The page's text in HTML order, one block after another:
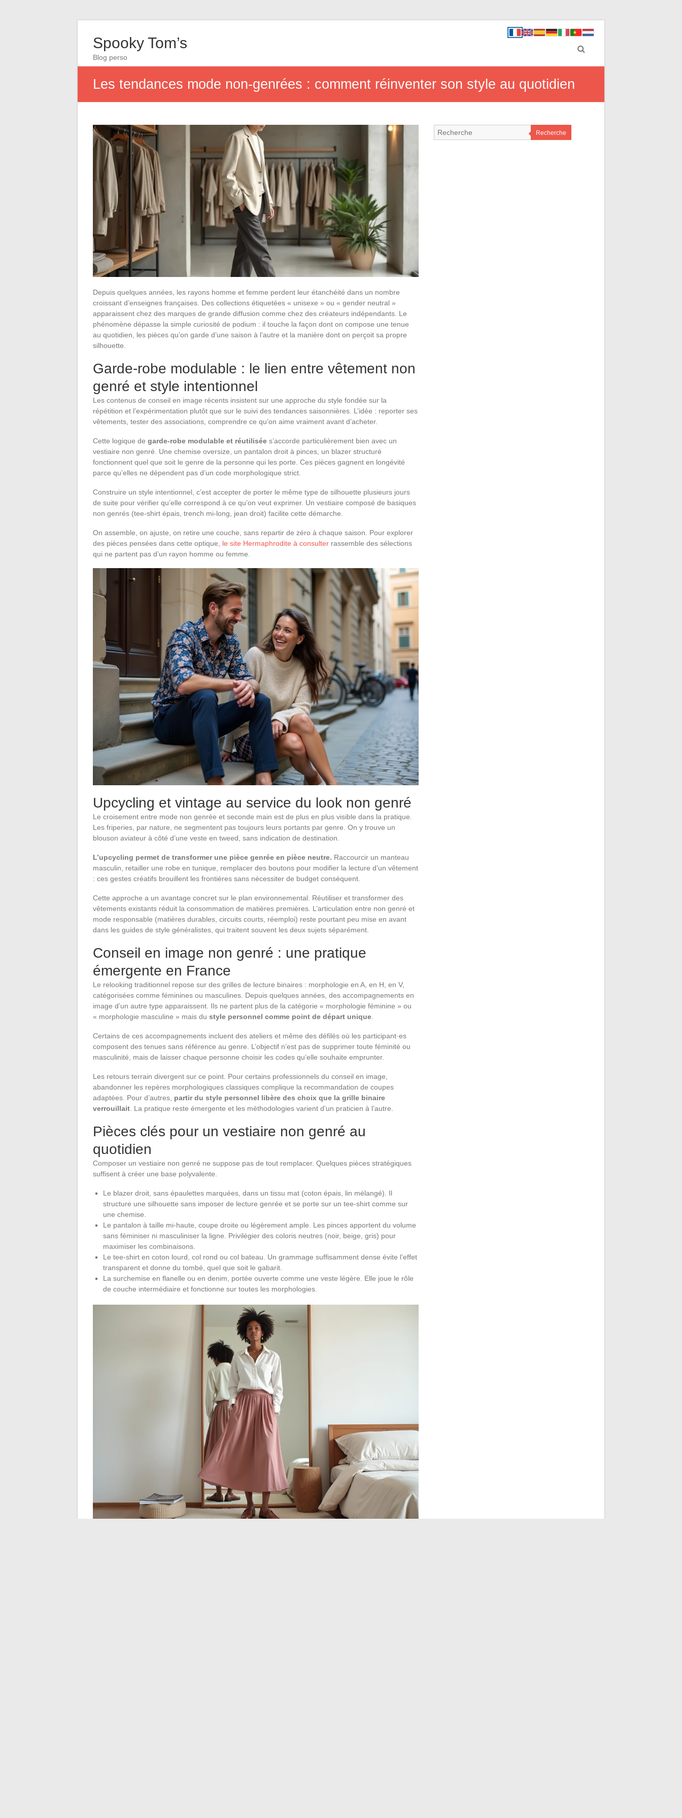
Spooky Tom’s
Blog perso
Les tendances mode non-genrées : comment réinventer son style au quotidien
Depuis quelques années, les rayons homme et femme perdent leur étanchéité dans un nombre
croissant d’enseignes françaises. Des collections étiquetées « unisexe » ou « gender neutral »
apparaissent chez des marques de grande diffusion comme chez des créateurs indépendants. Le
phénomène dépasse la simple curiosité de podium : il touche la façon dont on compose une tenue
au quotidien, les pièces qu’on garde d’une saison à l’autre et la manière dont on perçoit sa propre
silhouette.
Garde-robe modulable : le lien entre vêtement non
genré et style intentionnel
Les contenus de conseil en image récents insistent sur une approche du style fondée sur la
répétition et l’expérimentation plutôt que sur le suivi des tendances saisonnières. L’idée : reporter ses
vêtements, tester des associations, comprendre ce qu’on aime vraiment avant d’acheter.
Cette logique de garde-robe modulable et réutilisée s’accorde particulièrement bien avec un
vestiaire non genré. Une chemise oversize, un pantalon droit à pinces, un blazer structuré
fonctionnent quel que soit le genre de la personne qui les porte. Ces pièces gagnent en longévité
parce qu’elles ne dépendent pas d’un code morphologique strict.
Construire un style intentionnel, c’est accepter de porter le même type de silhouette plusieurs jours
de suite pour vérifier qu’elle correspond à ce qu’on veut exprimer. Un vestiaire composé de basiques
non genrés (tee-shirt épais, trench mi-long, jean droit) facilite cette démarche.
On assemble, on ajuste, on retire une couche, sans repartir de zéro à chaque saison. Pour explorer
des pièces pensées dans cette optique, le site Hermaphrodite à consulter rassemble des sélections
qui ne partent pas d’un rayon homme ou femme.
Upcycling et vintage au service du look non genré
Le croisement entre mode non genrée et seconde main est de plus en plus visible dans la pratique.
Les friperies, par nature, ne segmentent pas toujours leurs portants par genre. On y trouve un
blouson aviateur à côté d’une veste en tweed, sans indication de destination.
L’upcycling permet de transformer une pièce genrée en pièce neutre. Raccourcir un manteau
masculin, retailler une robe en tunique, remplacer des boutons pour modifier la lecture d’un vêtement
: ces gestes créatifs brouillent les frontières sans nécessiter de budget conséquent.
Cette approche a un avantage concret sur le plan environnemental. Réutiliser et transformer des
vêtements existants réduit la consommation de matières premières. L’articulation entre non genré et
mode responsable (matières durables, circuits courts, réemploi) reste pourtant peu mise en avant
dans les guides de style généralistes, qui traitent souvent les deux sujets séparément.
Conseil en image non genré : une pratique
émergente en France
Le relooking traditionnel repose sur des grilles de lecture binaires : morphologie en A, en H, en V,
catégorisées comme féminines ou masculines. Depuis quelques années, des accompagnements en
image d’un autre type apparaissent. Ils ne partent plus de la catégorie « morphologie féminine » ou
« morphologie masculine » mais du style personnel comme point de départ unique
Certains de ces accompagnements incluent des ateliers et même des défilés où les participant·es
composent des tenues sans référence au genre. L’objectif n’est pas de supprimer toute féminité ou
masculinité, mais de laisser chaque personne choisir les codes qu’elle souhaite emprunter.
Les retours terrain divergent sur ce point. Pour certains professionnels du conseil en image,
abandonner les repères morphologiques classiques complique la recommandation de coupes
adaptées. Pour d’autres, partir du style personnel libère des choix que la grille binaire
verrouillait . La pratique reste émergente et les méthodologies varient d’un praticien à l’autre.
Pièces clés pour un vestiaire non genré au
quotidien
Composer un vestiaire non genré ne suppose pas de tout remplacer. Quelques pièces stratégiques
suffisent à créer une base polyvalente.
Le blazer droit, sans épaulettes marquées, dans un tissu mat (coton épais, lin mélangé). Il
structure une silhouette sans imposer de lecture genrée et se porte sur un tee-shirt comme sur
une chemise.
Le pantalon à taille mi-haute, coupe droite ou légèrement ample. Les pinces apportent du volume
sans féminiser ni masculiniser la ligne. Privilégier des coloris neutres (noir, beige, gris) pour
maximiser les combinaisons.
Le tee-shirt en coton lourd, col rond ou col bateau. Un grammage suffisamment dense évite l’effet
transparent et donne du tombé, quel que soit le gabarit.
La surchemise en flanelle ou en denim, portée ouverte comme une veste légère. Elle joue le rôle
de couche intermédiaire et fonctionne sur toutes les morphologies.
Recherche